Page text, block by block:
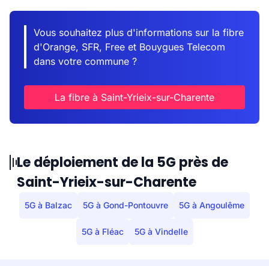
Vous souhaitez plus d'informations sur la fibre
d'Orange, SFR, Free et Bouygues Telecom
dans votre commune ?
La fibre à Saint-Yrieix-sur-Charente
Le déploiement de la 5G près de
Saint-Yrieix-sur-Charente
5G à Balzac 5G à Gond-Pontouvre 5G à Angoulême
5G à Fléac 5G à Vindelle